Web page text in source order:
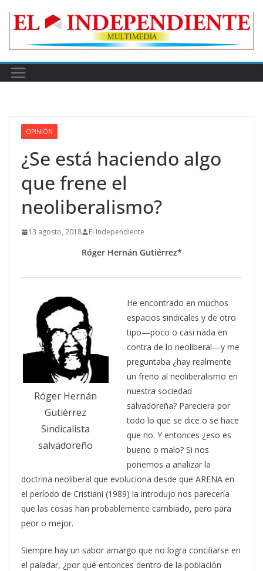
OPINIÓN
¿Se está haciendo algo
que frene el
neoliberalismo?
13 agosto, 2018 El Independiente
Róger Hernán Gutiérrez*
Róger Hernán
Gutiérrez
Sindicalista
salvadoreño
He encontrado en muchos
espacios sindicales y de otro
tipo—poco o casi nada en
contra de lo neoliberal—y me
preguntaba ¿hay realmente
un freno al neoliberalismo en
nuestra sociedad
salvadoreña? Pareciera por
todo lo que se dice o se hace
que no. Y entonces ¿eso es
bueno o malo? Si nos
ponemos a analizar la
doctrina neoliberal que evoluciona desde que ARENA en
el período de Cristiani (1989) la introdujo nos parecería
que las cosas han probablemente cambiado, pero para
peor o mejor.
Siempre hay un sabor amargo que no logra conciliarse en
el paladar, ¿por qué entonces dentro de la población